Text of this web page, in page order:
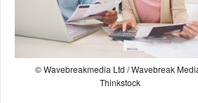
© Wavebreakmedia Ltd / Wavebreak
Thinkstock